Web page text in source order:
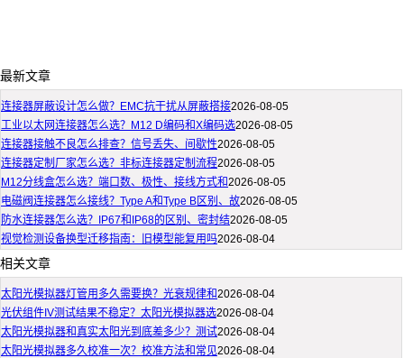
最新文章
连接器屏蔽设计怎么做？EMC抗干扰从屏蔽搭接2026-08-05
工业以太网连接器怎么选？M12 D编码和X编码选2026-08-05
连接器接触不良怎么排查？信号丢失、间歇性2026-08-05
连接器定制厂家怎么选？非标连接器定制流程2026-08-05
M12分线盒怎么选？端口数、极性、接线方式和2026-08-05
电磁阀连接器怎么接线？Type A和Type B区别、故2026-08-05
防水连接器怎么选？IP67和IP68的区别、密封结2026-08-05
视觉检测设备换型迁移指南：旧模型能复用吗2026-08-04
相关文章
太阳光模拟器灯管用多久需要换？光衰规律和2026-08-04
光伏组件IV测试结果不稳定？太阳光模拟器选2026-08-04
太阳光模拟器和真实太阳光到底差多少？测试2026-08-04
太阳光模拟器多久校准一次？校准方法和常见2026-08-04